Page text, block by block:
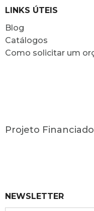
LINKS ÚTEIS
Blog
Catálogos
Como solicitar um
Projeto Financiado
NEWSLETTER